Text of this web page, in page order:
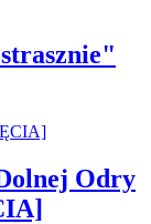
Odry